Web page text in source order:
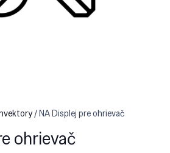
/ NA Displej pre ohrievač
ohrievač